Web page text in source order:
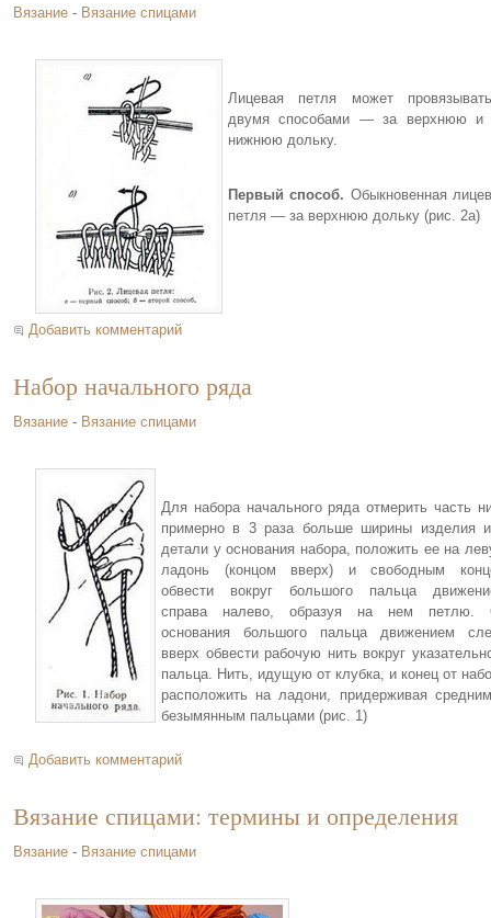
Вязание - Вязание спицами
Лицевая петля может
двумя способами — за верхнюю и
нижнюю дольку.
Первый способ. Обыкновенная
петля — за верхнюю дольку (рис. 2а)
Добавить комментарий
Набор начального ряда
Вязание - Вязание спицами
Для набора начального ряда отмерить часть
примерно в 3 раза больше ширины изделия
детали у основания набора, положить ее на
ладонь (концом вверх) и свободным
обвести вокруг большого пальца
справа налево, образуя на нем петлю.
основания большого пальца движением
вверх обвести рабочую нить вокруг
пальца. Нить, идущую от клубка, и конец от
расположить на ладони, придерживая
безымянным пальцами (рис. 1)
Добавить комментарий
Вязание спицами: термины и определения
Вязание - Вязание спицами